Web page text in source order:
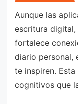
Aunque las
escritura
fortalece
diario personal,
te inspiren.
cognitivos que